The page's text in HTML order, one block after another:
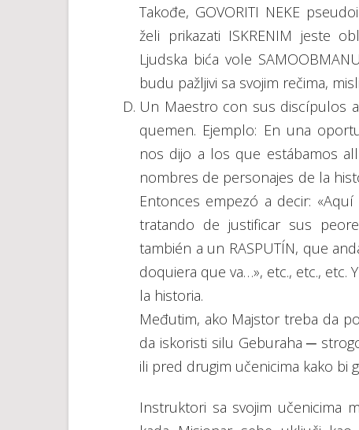
Takođe, GOVORITI NEKE
želi prikazati ISKRENIM jeste
Ljudska bića vole
budu pažljivi sa svojim rečima,
Un Maestro con sus discípulos
quemen. Ejemplo: En una
nos dijo a los que estábamos
nombres de personajes de la
Entonces empezó a decir:
tratando de justificar sus
también a un RASPUTÍN, que
doquiera que va…», etc., etc.,
la historia.
Međutim, ako Majstor treba da
da iskoristi silu Geburaha ─
ili pred drugim učenicima kako bi
Instruktori sa svojim učenicima